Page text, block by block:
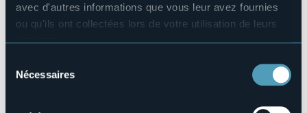
avec d'autres informations que vous leur avez fournies
ou qu'ils ont collectées lors de votre utilisation de leurs
services.
manière de les gérer et de les supprimer,
cliquez ici
Nécessaires
Organisateur de l'événement
Sport PRO-MOTION A.S.D.